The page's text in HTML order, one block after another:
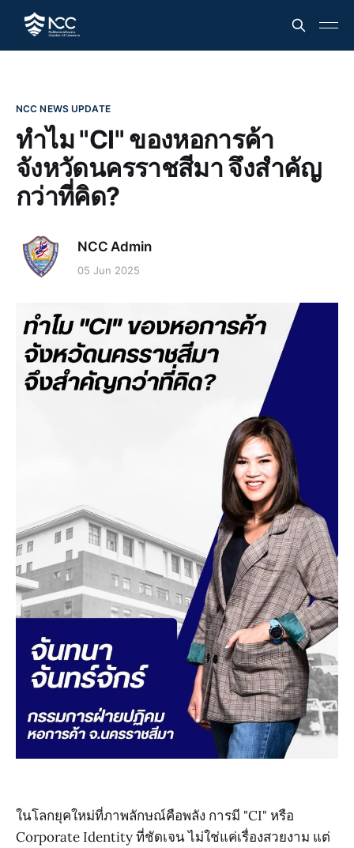
NCC NEWS UPDATE
ทำไม "CI" ของหอการค้า
จังหวัดนครราชสีมา จึงสำคัญ
กว่าที่คิด?
NCC Admin
05 Jun 2025
ในโลกยุคใหม่ที่ภาพลักษณ์คือพลัง การมี "CI" หรือ
Corporate Identity ที่ชัดเจน ไม่ใช่แค่เรื่องสวยงาม แต่